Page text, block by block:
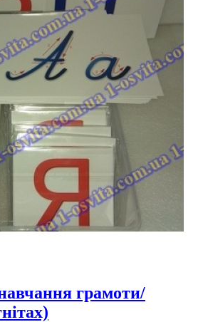
грамоти/